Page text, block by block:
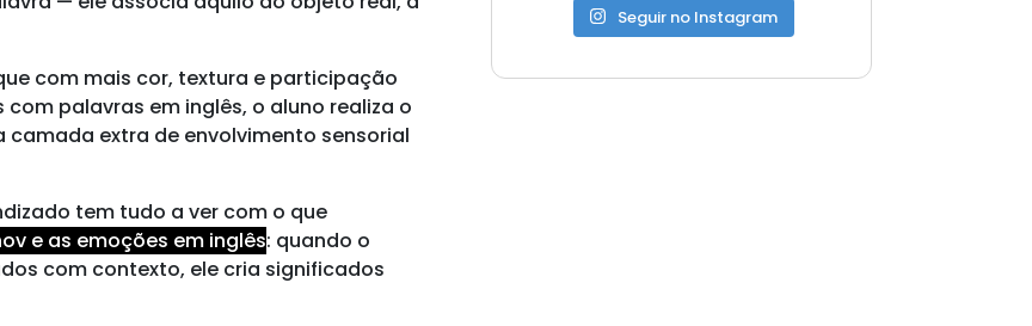
com mais cor, textura e participação
palavras em inglês, o aluno realiza o
extra de envolvimento sensorial
tem tudo a ver com o que
e as emoções em inglês: quando o
com contexto, ele cria significados
Seguir no Instagram